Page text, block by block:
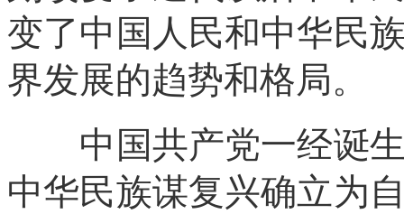
变了中国人民和中华民
界发展的趋势和格局。
中国共产党一经诞生
中华民族谋复兴确立为